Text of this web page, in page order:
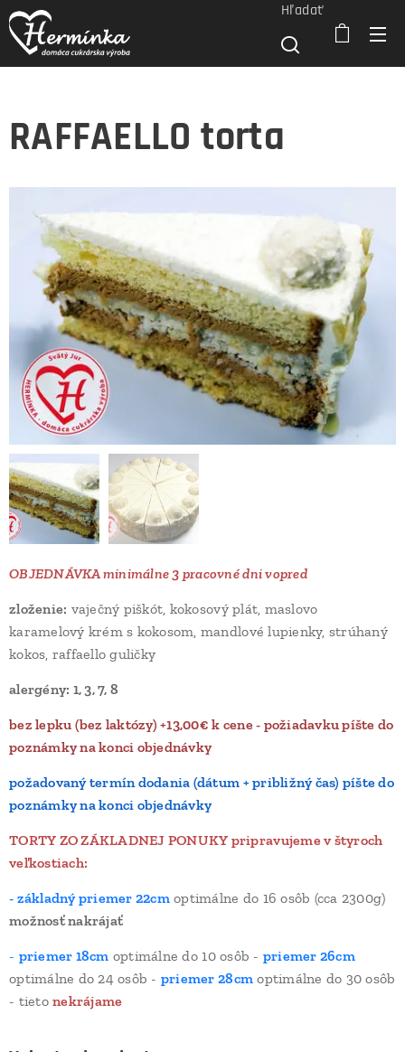
Hľadať
RAFFAELLO torta
OBJEDNÁVKA minimálne 3 pracovné dni vopred
zloženie: vaječný piškót, kokosový plát, maslovo
karamelový krém s kokosom, mandlové lupienky, strúhaný
kokos, raffaello guličky
alergény: 1, 3, 7, 8
bez lepku (bez laktózy) +13,00€ k cene - požiadavku píšte do
poznámky na konci objednávky
požadovaný termín dodania (dátum + približný čas) píšte do
poznámky na konci objednávky
TORTY ZO ZÁKLADNEJ PONUKY pripravujeme v štyroch
veľkostiach:
- základný priemer 22cmoptimálne do 16 osôb (cca 2300g)
možnosť nakrájať
- priemer 18cm optimálne do 10 osôb - priemer 26cm
optimálne do 24 osôb - priemer 28cm optimálne do 30 osôb
- tietonekrájame